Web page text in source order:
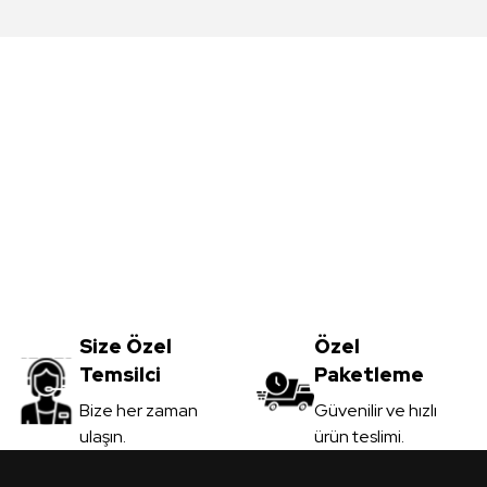
Gönder
3.450,00TL
KDV Dahil
Sipariş Ver
Size Özel
Temsilci
Bize her zaman
ulaşın.
Özel
Paketleme
Güvenilir ve hızlı
ürün teslimi.